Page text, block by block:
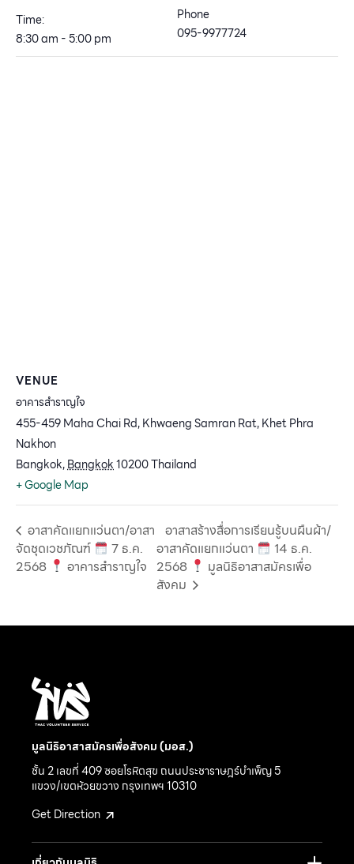
Time:
8:30 am - 5:00 pm
Phone
095-9977724
VENUE
อาคารสำราญใจ
455-459 Maha Chai Rd, Khwaeng Samran Rat, Khet Phra
Nakhon
Bangkok,Bangkok10200Thailand
+ Google Map
อาสาคัดแยกแว่นตา/อาสา
จัดชุดเวชภัณฑ์
7 ธ.ค.
2568
อาคารสำราญใจ
อาสาสร้างสื่อการเรียนรู้บนผืนผ้า/
อาสาคัดแยกแว่นตา
14 ธ.ค.
2568
มูลนิธิอาสาสมัครเพื่อ
สังคม
มูลนิธิอาสาสมัครเพื่อสังคม (มอส.)
ชั้น 2 เลขที่ 409 ซอยโรหิตสุข ถนนประชาราษฎร์บำเพ็ญ 5
แขวง/เขตห้วยขวาง กรุงเทพฯ 10310
Get Direction